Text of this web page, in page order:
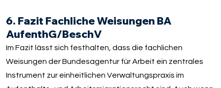
6. Fazit Fachliche Weisungen BA
AufenthG/BeschV
Im Fazit lässt sich festhalten, dass die fachlichen
Weisungen der Bundesagentur für Arbeit ein zentrales
Instrument zur einheitlichen Verwaltungspraxis im